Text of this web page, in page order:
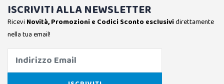
ISCRIVITI ALLA NEWSLETTER
Ricevi Novità, Promozioni e Codici Sconto esclusividirettamente
nella tua email!